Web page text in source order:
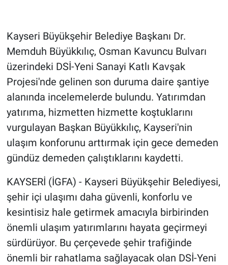
Kayseri Büyükşehir Belediye Başkanı Dr.
Memduh Büyükkılıç, Osman Kavuncu Bulvarı
üzerindeki DSİ-Yeni Sanayi Katlı Kavşak
Projesi'nde gelinen son duruma daire şantiye
alanında incelemelerde bulundu. Yatırımdan
yatırıma, hizmetten hizmette koştuklarını
vurgulayan Başkan Büyükkılıç, Kayseri'nin
ulaşım konforunu arttırmak için gece demeden
gündüz demeden çalıştıklarını kaydetti.
KAYSERİ (İGFA) - Kayseri Büyükşehir Belediyesi,
şehir içi ulaşımı daha güvenli, konforlu ve
kesintisiz hale getirmek amacıyla birbirinden
önemli ulaşım yatırımlarını hayata geçirmeyi
sürdürüyor. Bu çerçevede şehir trafiğinde
önemli bir rahatlama sağlayacak olan DSİ-Yeni